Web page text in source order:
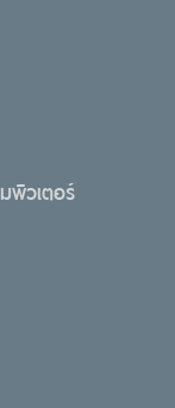
พิวเตอร์